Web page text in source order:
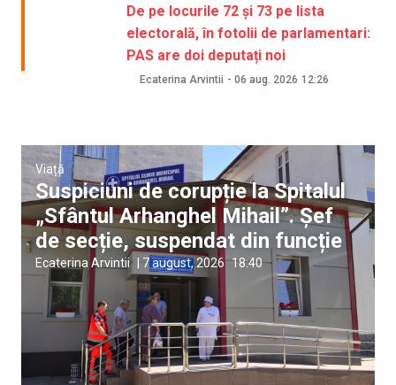
De pe locurile 72 și 73 pe lista
electorală, în fotolii de parlamentari:
PAS are doi deputați noi
Ecaterina Arvintii - 06 aug. 2026 12:26
Viață
Suspiciuni de corupție la Spitalul
„Sfântul Arhanghel Mihail”. Șef
de secție, suspendat din funcție
Ecaterina Arvintii 7 august, 2026 18:40